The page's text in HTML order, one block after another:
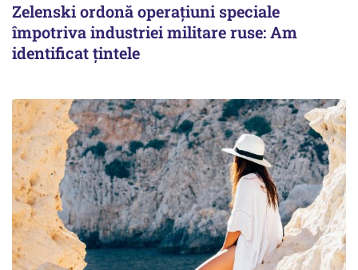
Zelenski ordonă operațiuni speciale
împotriva industriei militare ruse: Am
identificat țintele